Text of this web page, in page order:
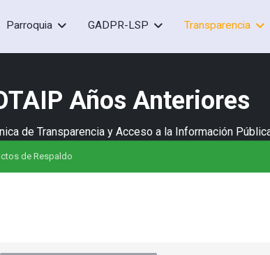
Parroquia GADPR-LSP Transparencia
Años Anteriores
de Transparencia y Acceso a la Información
de Respaldo